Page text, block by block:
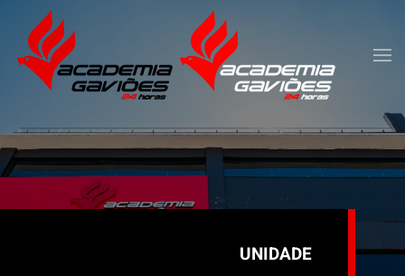
Skip to main content
UNIDADE